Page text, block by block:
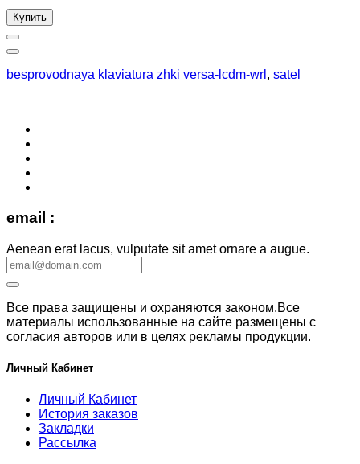
Купить
besprovodnaya klaviatura zhki versa-lcdm-wrl , satel
email :
Aenean erat lacus, vulputate sit amet ornare a augue.
Все права защищены и охраняются законом.Все
материалы использованные на сайте размещены с
согласия авторов или в целях рекламы продукции.
Личный Кабинет
Личный Кабинет
История заказов
Закладки
Рассылка